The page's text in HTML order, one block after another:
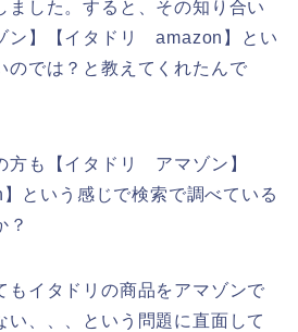
ました。すると、その知り合い
ン】【イタドリ amazon】とい
のでは？と教えてくれたんで
方も【イタドリ アマゾン】
という感じで検索で調べている
？
もイタドリの商品をアマゾンで
い、、、という問題に直面して